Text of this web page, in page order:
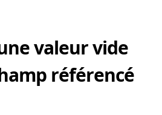
valeur vide
référencé